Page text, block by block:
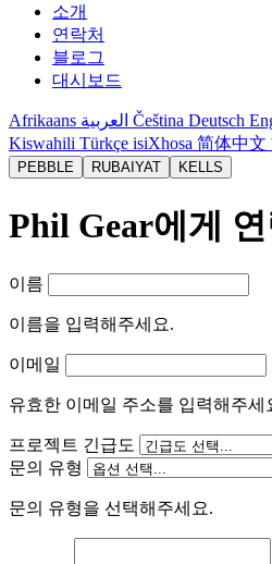
소개
연락처
블로그
대시보드
Afrikaans Čeština Deutsch
Kiswahili Türkçe isiXhosa 简体中文
PEBBLE RUBAIYAT KELLS
Phil Gear에게
이름
이름을 입력해주세요.
이메일
유효한 이메일 주소를 입력해주세
프로젝트 긴급도
문의 유형
문의 유형을 선택해주세요.